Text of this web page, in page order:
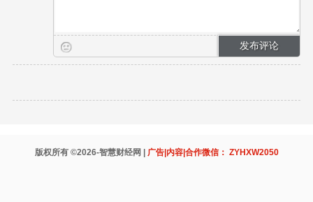
版权所有 ©2026-智慧财经网 | 广告|内容|合作微信： ZYHXW2050